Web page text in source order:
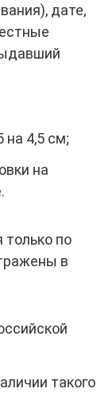
дате,
на 4,5 см;
на
только по
в
такого